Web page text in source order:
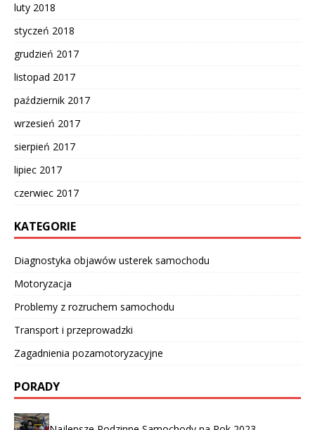
luty 2018
styczeń 2018
grudzień 2017
listopad 2017
październik 2017
wrzesień 2017
sierpień 2017
lipiec 2017
czerwiec 2017
KATEGORIE
Diagnostyka objawów usterek samochodu
Motoryzacja
Problemy z rozruchem samochodu
Transport i przeprowadzki
Zagadnienia pozamotoryzacyjne
PORADY